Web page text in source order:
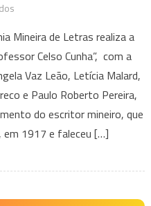
Mineira
de
Letras
realiza
a
palestra
professor
Mineira de Letras realiza a
Celso Cunha”, com a
Vaz Leão, Letícia Malard,
e Paulo Roberto Pereira,
do escritor mineiro, que
em 1917 e faleceu […]